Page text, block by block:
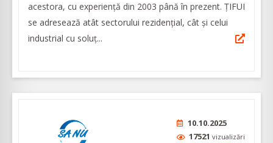
acestora, cu experienţă din 2003 până în prezent. ȚIFUI
se adresează atât sectorului rezidenţial, cât şi celui
industrial cu soluţ...
10.10.2025
17521 vizualizări